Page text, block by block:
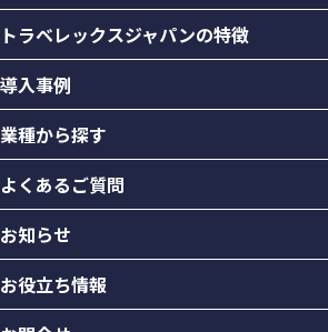
トラベレックスジャパンの特徴
導入事例
業種から探す
よくあるご質問
お知らせ
お役立ち情報